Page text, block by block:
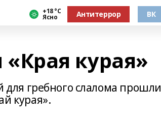
+18 °С
Ясно Антитеррор ВК
курая»
гребного слалома прошли
курая».